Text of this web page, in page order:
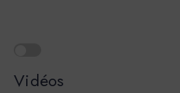
Vidéos